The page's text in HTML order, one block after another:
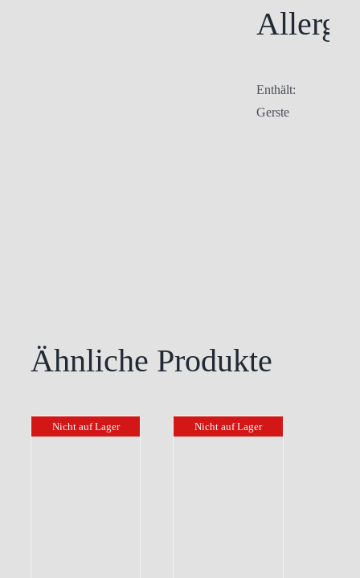
Enthält:
Gerste
Ähnliche Produkte
Nicht auf Lager Nicht auf Lager